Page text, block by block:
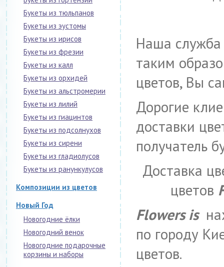
Букеты из тюльпанов
Букеты из эустомы
Букеты из ирисов
Букеты из фрезии
Букеты из калл
Букеты из орхидей
Букеты из альстромерии
Букеты из лилий
Букеты из гиацинтов
Букеты из подсолнухов
Букеты из сирени
Букеты из гладиолусов
Букеты из ранункулусов
Композиции из цветов
Новый Год
Новогодние ёлки
Новогодний венок
Новогодние подарочные
корзины и наборы
Наша служба
таким
цветов, Вы
Дорогие
доставки
получатель
Доставка
цветов
Flowers is
по городу
цветов.